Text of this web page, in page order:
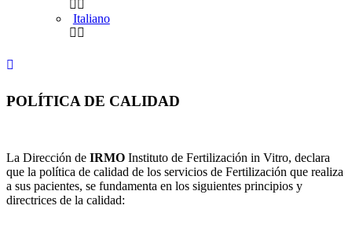
Italiano
POLÍTICA DE CALIDAD
La Dirección de IRMO Instituto de Fertilización in Vitro, declara
que la política de calidad de los servicios de Fertilización que realiza
a sus pacientes, se fundamenta en los siguientes principios y
directrices de la calidad: